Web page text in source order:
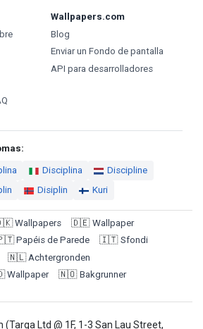
Wallpapers.com
Blog
Enviar un Fondo de pantalla
API para desarrolladores
Disciplina
Discipline
Disiplin Kuri
Wallpapers 🇩🇪 Wallpaper
Papéis de Parede 🇮🇹 Sfondi
🇳🇱 Achtergronden
Wallpaper 🇳🇴 Bakgrunner
Ltd @ 1F, 1-3 San Lau Street,